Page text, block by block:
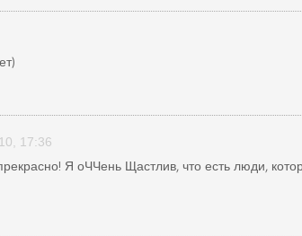
17:36
Я оЧЧень Щастлив, что есть люди,